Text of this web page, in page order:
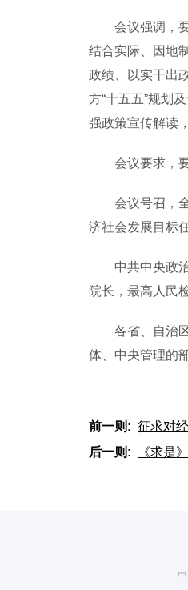
会议强调，要
结合实际、因地
政绩、以实干出
方“十五五”规划
强政策宣传解读
会议要求，要
会议号召，全
济社会发展目标
中共中央政治
院长，最高人民
各省、自治区
体、中央管理的
前一则: 征求对
后一则:
《求是